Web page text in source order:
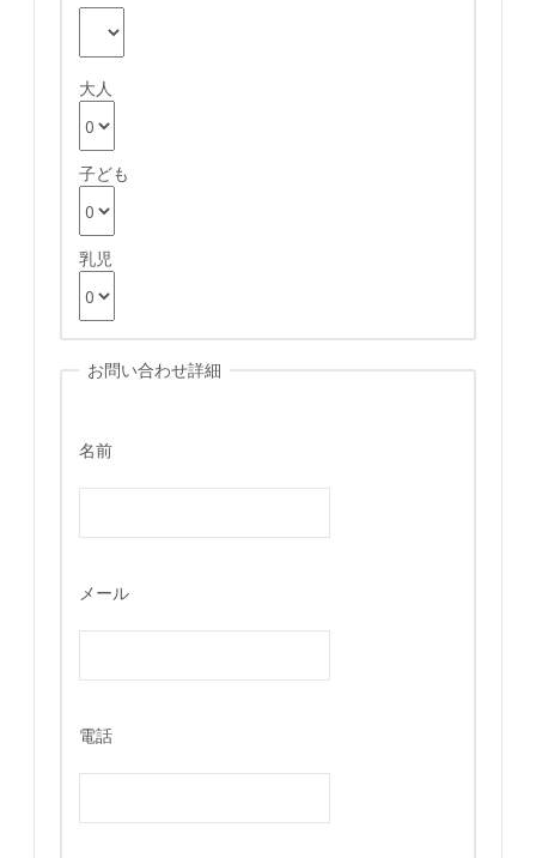
大人
子ども
乳児
お問い合わせ詳細
名前
メール
電話